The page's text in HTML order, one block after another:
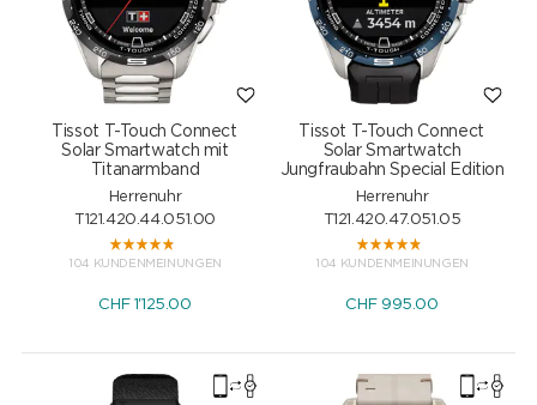
Tissot T-Touch Connect
Solar Smartwatch mit
Titanarmband
Herrenuhr
T121.420.44.051.00
104 KUNDENMEINUNGEN
CHF 1'125.00
Tissot T-Touch Connect
Solar Smartwatch
Jungfraubahn Special Edition
Herrenuhr
T121.420.47.051.05
104 KUNDENMEINUNGEN
CHF 995.00